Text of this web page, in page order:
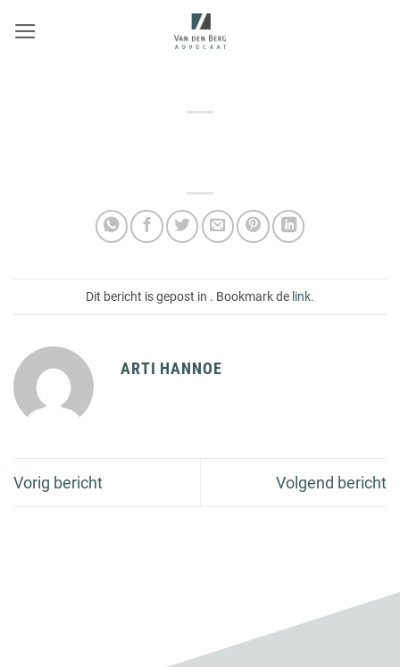
naar
Dit bericht is gepost in . Bookmark de link.
ARTI HANNOE
Vorig bericht Volgend bericht